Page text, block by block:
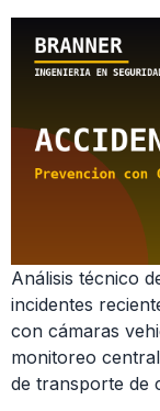
Análisis técnico
incidentes
con cámaras
monitoreo
de transporte de